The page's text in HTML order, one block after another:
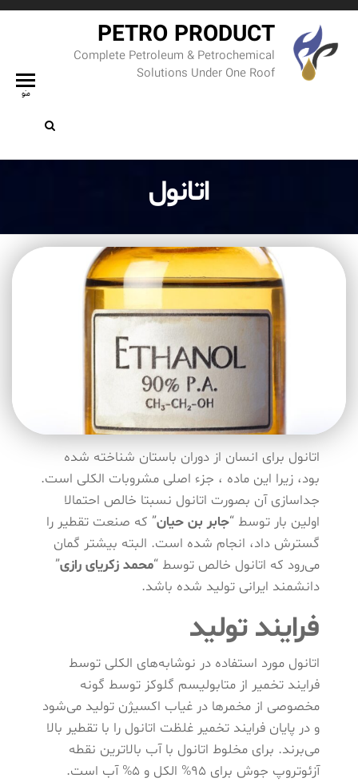
PETRO PRODUCT
Complete Petroleum & Petrochemical
Solutions Under One Roof
منو
اتانول
اتانول برای انسان از دوران باستان شناخته شده
بود، زیرا این ماده ، جزء اصلی مشروبات الکلی است.
جداسازی آن بصورت اتانول نسبتا خالص احتمالا
اولین بار توسط “جابر بن حیان” که صنعت تقطیر را
گسترش داد، انجام شده است. البته بیشتر گمان
می‌رود که اتانول خالص توسط “محمد زکریای رازی”
دانشمند ایرانی تولید شده باشد.
فرایند تولید
اتانول مورد استفاده در نوشابه‌های الکلی توسط
فرایند تخمیر از متابولیسم گلوکز توسط گونه
مخصوصی از مخمرها در غیاب اکسیژن تولید می‌شود
و در پایان فرایند تخمیر غلظت اتانول را با تقطیر بالا
می‌برند. برای مخلوط اتانول با آب بالاترین نقطه
آزئوتروپ جوش برای 95% الکل و 5% آب است.